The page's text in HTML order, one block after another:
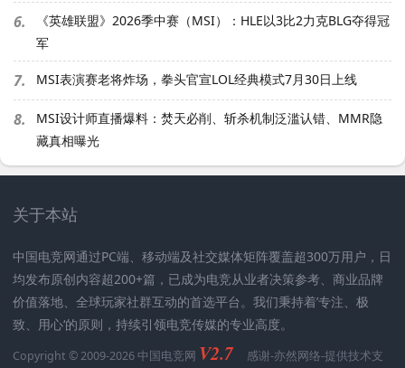
6.
《英雄联盟》2026季中赛（MSI）：HLE以3比2力克BLG夺得冠
军
7. MSI表演赛老将炸场，拳头官宣LOL经典模式7月30日上线
8.
MSI设计师直播爆料：焚天必削、斩杀机制泛滥认错、MMR隐
藏真相曝光
关于本站
中国电竞网通过PC端、移动端及社交媒体矩阵覆盖超300万用户，日
均发布原创内容超200+篇，已成为电竞从业者决策参考、商业品牌
价值落地、全球玩家社群互动的首选平台。我们秉持着’专注、极
致、用心‘的原则，持续引领电竞传媒的专业高度。
Copyright © 2009-2026 中国电竞网 V2.7 感谢-亦然网络-提供技术支